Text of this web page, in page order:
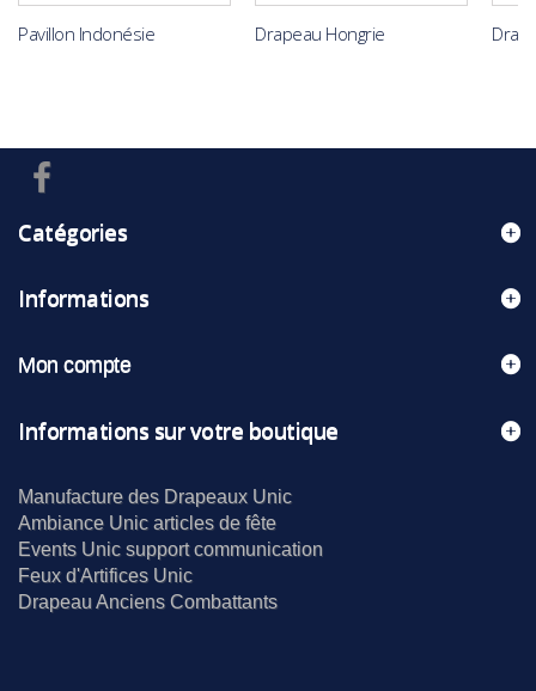
Pavillon Indonésie Drapeau Hongrie
Catégories
Informations
Mon compte
Informations sur votre boutique
Manufacture des Drapeaux Unic
Ambiance Unic articles de fête
Events Unic support communication
Feux d'Artifices Unic
Drapeau Anciens Combattants